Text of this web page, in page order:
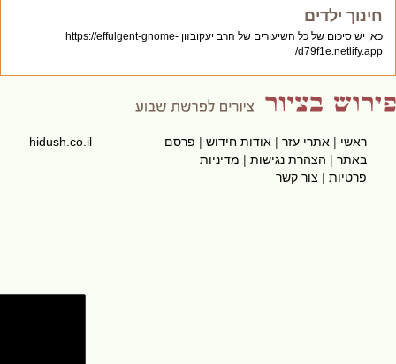
חינוך ילדים
כאן יש סיכום של כל השיעורים של הרב יעקובזון https://effulgent-gnome-
d79f1e.netlify.app/
ראשי|אתרי עזר|אודות חידוש|פרסם
באתר|הצהרת נגישות|מדיניות
פרטיות|צור קשר
hidush.co.il